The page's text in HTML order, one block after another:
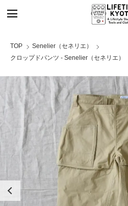
TOP
Senelier（セネリエ）
クロップドパンツ - Senelier（セネリエ）